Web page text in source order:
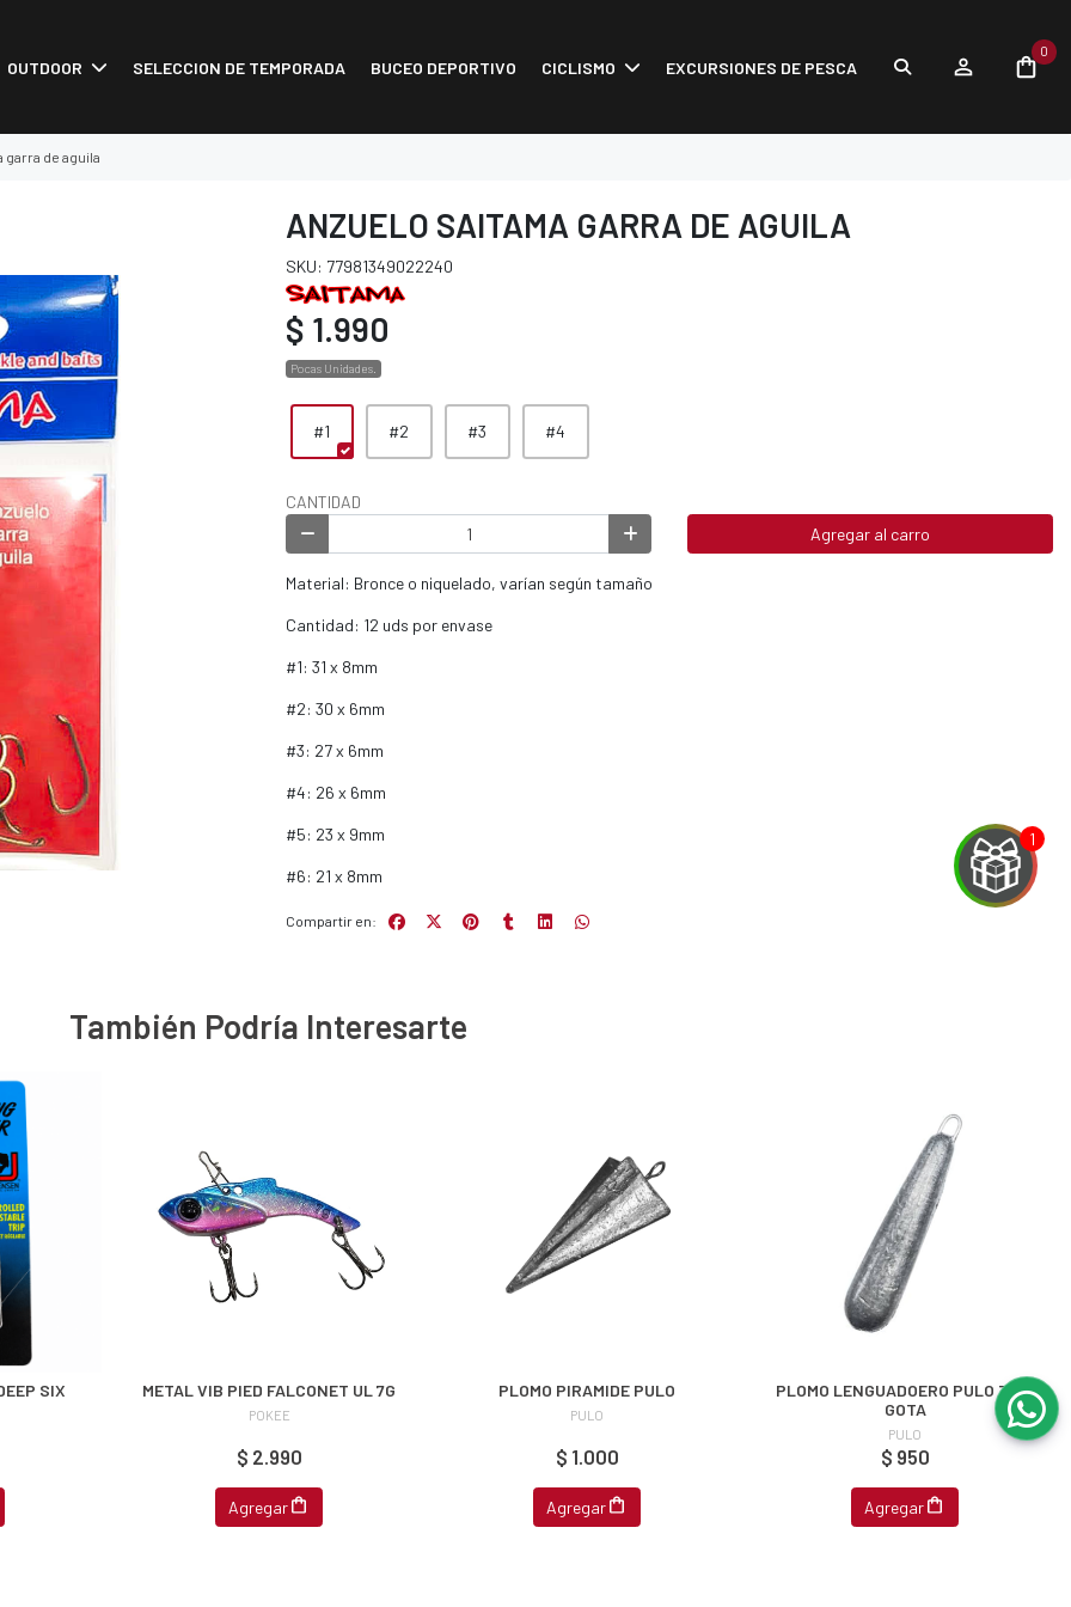
OUTDOOR SELECCION DE TEMPORADA BUCEO DEPORTIVO CICLISMO EXCURSIONES DE PESCA
0
garra de aguila
ANZUELO SAITAMA GARRA DE AGUILA
SKU: 77981349022240
$ 1.990
Pocas Unidades.
#1 #2 #3 #4
CANTIDAD
Agregar al carro
Material: Bronce o niquelado, varían según tamaño
Cantidad: 12 uds por envase
#1: 31 x 8mm
#2: 30 x 6mm
#3: 27 x 6mm
#4: 26 x 6mm
#5: 23 x 9mm
#6: 21 x 8mm
Compartir en:
También Podría Interesarte
SIX
METAL VIB PIED FALCONET UL 7G
POKEE
$ 2.990
Agregar
PLOMO PIRAMIDE PULO
PULO
$ 1.000
Agregar
PLOMO LENGUADOERO PULO TIPO
GOTA
PULO
$ 950
Agregar